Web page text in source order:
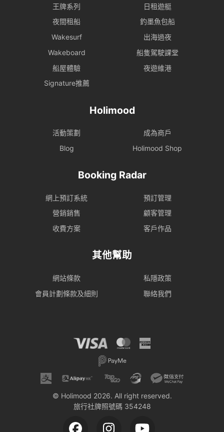
王牌系列
日租遊艇
夜間租船
釣墨魚包船
Wakesurf
出海過夜
Wakeboard
船隻駕駛課堂
船屋體驗
夜遊維港
Signature推薦
Holimood
活動策劃
成為商戶
Blog
Holimood Shop
Booking Radar
網上預訂系統
預訂管理
營銷銷售
顧客管理
收費方案
客戶作品
其他幫助
網站條款
私隱政策
會員計劃條款及細則
聯絡我們
© Holimood 2026. All right reserved.
旅行社牌照號碼 354248